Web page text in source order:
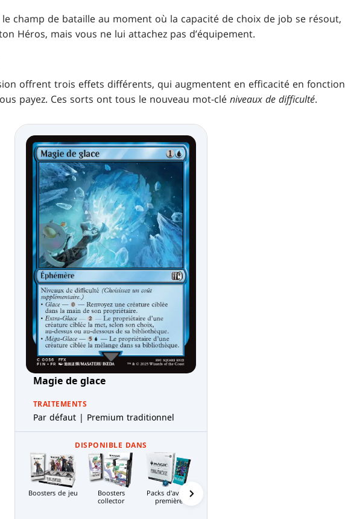
le champ de bataille au moment où la capacité de choix de job se résout,
Héros, mais vous ne lui attachez pas d’équipement.
offrent trois effets différents, qui augmentent en efficacité en fonction
payez. Ces sorts ont tous le nouveau mot-clé niveaux de difficulté.
Magie de glace
TRAITEMENTS
Par défaut | Premium traditionnel
DISPONIBLE DANS
Boosters de jeu
Boosters
collector
Packs d'avant-
première